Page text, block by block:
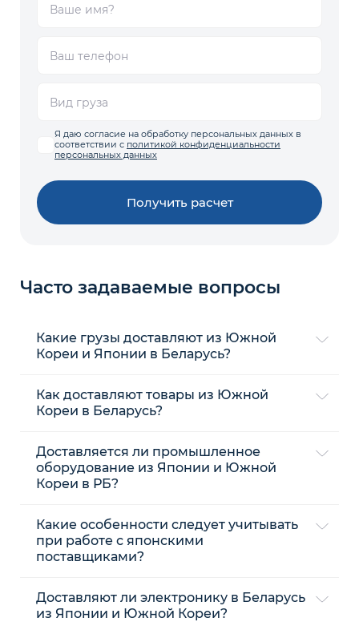
Я даю согласие на обработку персональных данных в
соответствии с политикой конфиденциальности
персональных данных
Получить расчет
Часто задаваемые вопросы
Какие грузы доставляют из Южной
Кореи и Японии в Беларусь?
Как доставляют товары из Южной
Кореи в Беларусь?
Доставляется ли промышленное
оборудование из Японии и Южной
Кореи в РБ?
Какие особенности следует учитывать
при работе с японскими
поставщиками?
Доставляют ли электронику в Беларусь
из Японии и Южной Кореи?